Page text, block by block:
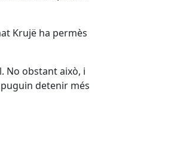
Krujë ha permès
No obstant això, i
detenir més